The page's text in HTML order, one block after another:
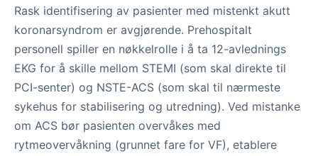
Rask identifisering av pasienter med mistenkt akutt
koronarsyndrom er avgjørende. Prehospitalt
personell spiller en nøkkelrolle i å ta 12-avlednings
EKG for å skille mellom STEMI (som skal direkte til
PCI-senter) og NSTE-ACS (som skal til nærmeste
sykehus for stabilisering og utredning). Ved mistanke
om ACS bør pasienten overvåkes med
rytmeovervåkning (grunnet fare for VF), etablere